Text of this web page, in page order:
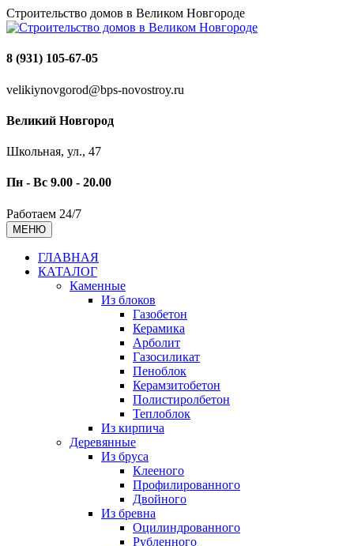
Строительство домов в Великом Новгороде
8 (931) 105-67-05
velikiynovgorod@bps-novostroy.ru
Великий Новгород
Школьная, ул., 47
Пн - Вс 9.00 - 20.00
Работаем 24/7
МЕНЮ
ГЛАВНАЯ
КАТАЛОГ
Каменные
Из блоков
Газобетон
Керамика
Арболит
Газосиликат
Пеноблок
Керамзитобетон
Полистиролбетон
Теплоблок
Из кирпича
Деревянные
Из бруса
Клееного
Профилированного
Двойного
Из бревна
Оцилиндрованного
Рубленного